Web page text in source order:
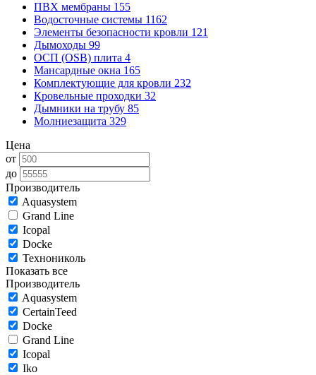
ПВХ мембраны 155
Водосточные системы 1162
Элементы безопасности кровли 121
Дымоходы 99
ОСП (OSB) плита 4
Мансардные окна 165
Комплектующие для кровли 232
Кровельные проходки 32
Дымники на трубу 85
Молниезащита 329
Цена
от
до
Производитель
Aquasystem
Grand Line
Icopal
Docke
Технониколь
Показать все
Производитель
Aquasystem
CertainTeed
Docke
Grand Line
Icopal
Iko